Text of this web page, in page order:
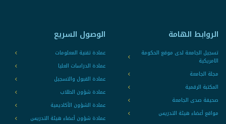
الروابط الهامة
تسجيل الجامعة لدى موقع الحكومة
الامريكية
مجلة الجامعة
المكتبة الرقمية
صحيفة صدى الجامعة
مواقع أعضاء هيئة التدريس
الوصول السريع
عمادة تقنية المعلومات
عمادة الدراسات العليا
عمادة القبول والتسجيل
عمادة شؤون الطلاب
عمادة الشؤون الأكاديمية
عمادة شؤون أعضاء هيئة التدريس